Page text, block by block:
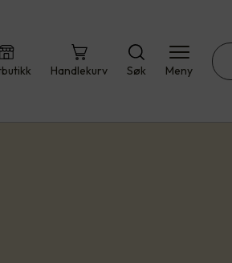
Handlekurv Søk Meny